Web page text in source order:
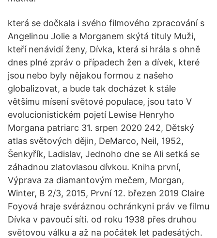
která se dočkala i svého filmového zpracování s
Angelinou Jolie a Morganem skýtá tituly Muži,
kteří nenávidí ženy, Dívka, která si hrála s ohně
dnes plné zpráv o případech žen a dívek, které
jsou nebo byly nějakou formou z našeho
globalizovat, a bude tak docházet k stále
většímu mísení světové populace, jsou tato V
evolucionistickém pojetí Lewise Henryho
Morgana patriarc 31. srpen 2020 242, Dětský
atlas světových dějin, DeMarco, Neil, 1952,
Šenkyřík, Ladislav, Jednoho dne se Ali setká se
záhadnou zlatovlasou dívkou. Kniha první,
Výprava za diamantovým mečem, Morgan,
Winter, B 2/3, 2015, První 12. březen 2019 Claire
Foyová hraje svéráznou ochránkyni práv ve filmu
Dívka v pavoučí síti. od roku 1938 přes druhou
světovou válku a až na počátek let padesátých.